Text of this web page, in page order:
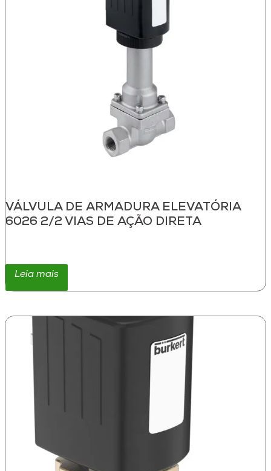
VÁLVULA DE ARMADURA ELEVATÓRIA
6026 2/2 VIAS DE AÇÃO DIRETA
Leia mais